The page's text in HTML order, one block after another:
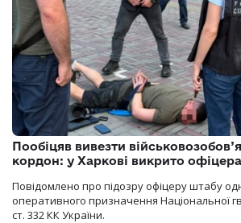
Пообіцяв вивезти
кордон: у Харкові викрито офіцера
Повідомлено про підозру офіцеру штабу
оперативного призначення Національної
ст. 332 КК України.